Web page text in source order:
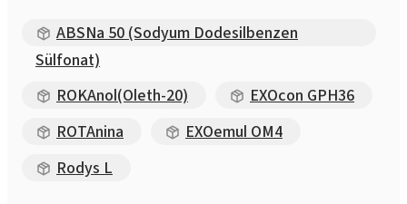
ABSNa 50 (Sodyum Dodesilbenzen
Sülfonat)
ROKAnol(Oleth-20)
EXOcon GPH36
ROTAnina
EXOemul OM4
Rodys L